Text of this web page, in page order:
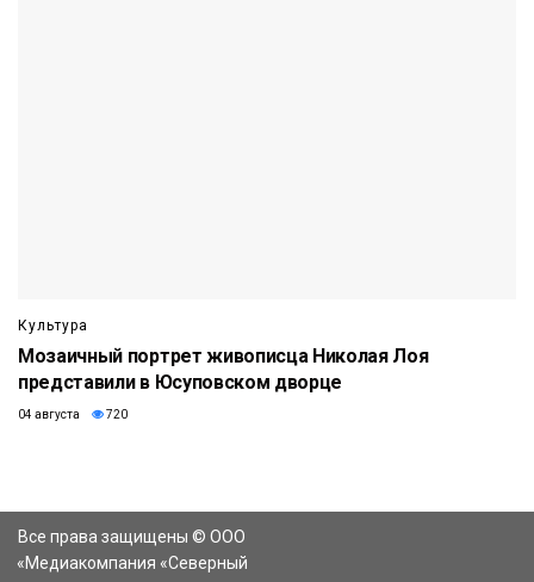
Культура
Мозаичный портрет живописца Николая Лоя
представили в Юсуповском дворце
04 августа 720
Все права защищены © ООО
«Медиакомпания «Северный